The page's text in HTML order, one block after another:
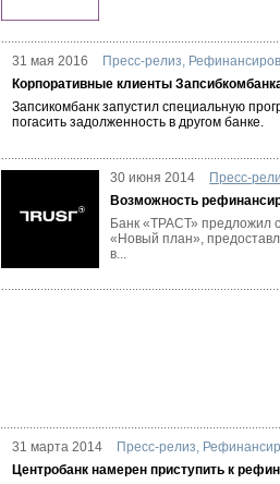
31 мая 2016 Пресс-релиз,
Корпоративные клиенты
Запсикомбанк запустил специальную
погасить задолженность в другом банке.
30 июня 2014 Пресс-
Возможность
Банк «ТРАСТ» предложил
«Новый план»,
в...
31 марта 2014 Пресс-релиз,
Центробанк намерен приступить к